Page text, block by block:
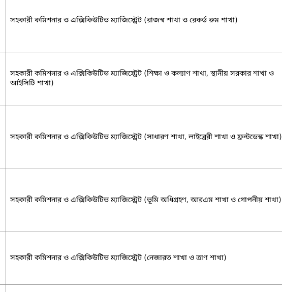
সহকারী কমিশনার ও এক্সিকিউটিভ ম্যাজিস্ট্রেট (রাজস্ব শাখা ও রেকর্ড রুম শাখা)
সহকারী কমিশনার ও এক্সিকিউটিভ ম্যাজিস্ট্রেট (শিক্ষা ও কল্যাণ শাখা, স্থানীয় সরকার শাখা ও
আইসিটি শাখা)
সহকারী কমিশনার ও এক্সিকিউটিভ ম্যাজিস্ট্রেট (সাধারণ শাখা, লাইব্রেরী শাখা ও ফ্রন্টডেস্ক শাখা)
সহকারী কমিশনার ও এক্সিকিউটিভ ম্যাজিস্ট্রেট (ভূমি অধিগ্রহণ, আরএম শাখা ও গোপনীয় শাখা)
সহকারী কমিশনার ও এক্সিকিউটিভ ম্যাজিস্ট্রেট (নেজারত শাখা ও ত্রাণ শাখা)